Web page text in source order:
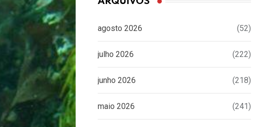
agosto 2026 (52)
julho 2026 (222)
junho 2026 (218)
maio 2026 (241)